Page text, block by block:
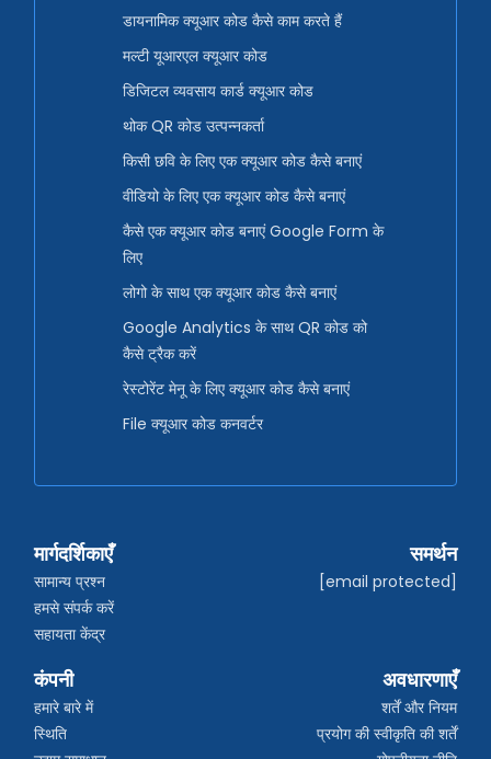
डायनामिक क्यूआर कोड कैसे काम करते हैं
मल्टी यूआरएल क्यूआर कोड
डिजिटल व्यवसाय कार्ड क्यूआर कोड
थोक QR कोड उत्पन्नकर्ता
किसी छवि के लिए एक क्यूआर कोड कैसे बनाएं
वीडियो के लिए एक क्यूआर कोड कैसे बनाएं
कैसे एक क्यूआर कोड बनाएं Google Form के
लिए
लोगो के साथ एक क्यूआर कोड कैसे बनाएं
Google Analytics के साथ QR कोड को
कैसे ट्रैक करें
रेस्टोरेंट मेनू के लिए क्यूआर कोड कैसे बनाएं
File क्यूआर कोड कनवर्टर
मार्गदर्शिकाएँ
सामान्य प्रश्न
हमसे संपर्क करें
सहायता केंद्र
समर्थन
[email protected]
कंपनी
हमारे बारे में
स्थिति
अवधारणाएँ
शर्तें और नियम
प्रयोग की स्वीकृति की शर्तें